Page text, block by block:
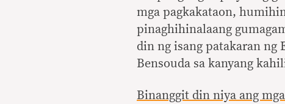
mga pagkakataon,
pinaghihinalaang
din ng isang patakaran ng
Bensouda sa kanyang
Binanggit din niya ang